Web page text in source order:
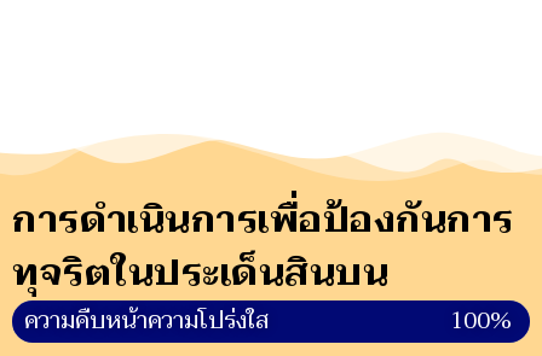
การดำเนินการเพื่อป้องกันการ
ทุจริตในประเด็นสินบน
ความคืบหน้าความโปร่งใส 100%